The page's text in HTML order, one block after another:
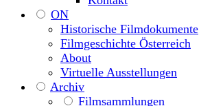
ON
Historische Filmdokumente
Filmgeschichte Österreich
About
Virtuelle Ausstellungen
Archiv
Filmsammlungen